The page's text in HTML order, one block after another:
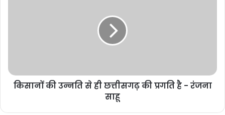
किसानों की उन्नति से ही छत्तीसगढ़ की प्रगति है - रंजना
साहू